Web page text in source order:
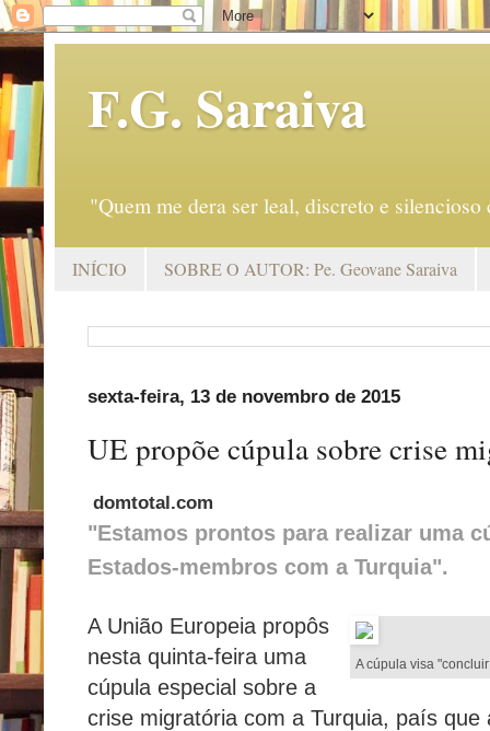
F.G. Saraiva
"Quem me dera ser leal, discreto e
INÍCIO SOBRE O AUTOR: Pe. Geovane Saraiva
sexta-feira, 13 de novembro de 2015
UE propõe cúpula sobre crise
domtotal.com
"Estamos prontos para realizar uma
Estados-membros com a Turquia".
A cúpula visa
A União Europeia propôs
nesta quinta-feira uma
cúpula especial sobre a
crise migratória com a Turquia, país